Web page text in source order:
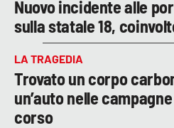
Nuovo incidente alle
sulla statale 18,
LA TRAGEDIA
Trovato un corpo
un’auto nelle
corso